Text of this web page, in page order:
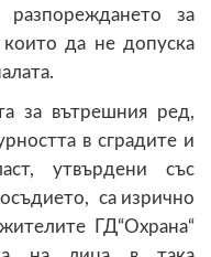
за
да не допуска
вътрешния ред,
в сградите и
утвърдени със
са изрично
ГД“Охрана“